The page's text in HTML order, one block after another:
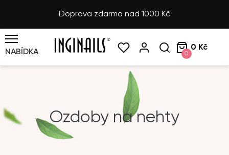
Doprava zdarma nad 1000 Kč
NABÍDKA 0
0 Kč
Ozdoby na nehty